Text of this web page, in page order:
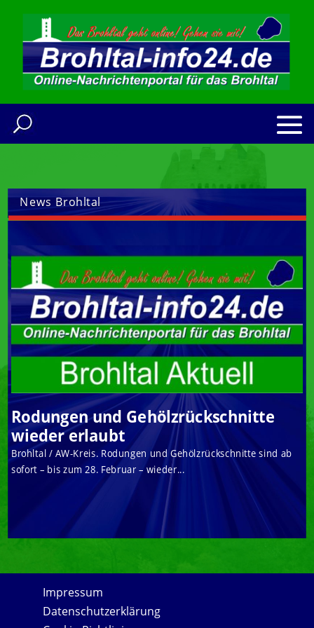
News Brohltal
Rodungen und Gehölzrückschnitte
wieder erlaubt
Brohltal / AW-Kreis. Rodungen und Gehölzrückschnitte sind ab
sofort – bis zum 28. Februar – wieder...
Impressum
Datenschutzerklärung